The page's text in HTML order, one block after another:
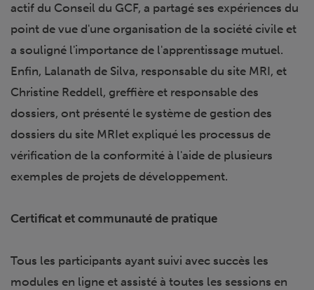
actif du Conseil du GCF, a partagé ses expériences du
point de vue d'une organisation de la société civile et
a souligné l'importance de l'apprentissage mutuel.
Enfin, Lalanath de Silva, responsable du site MRI, et
Christine Reddell, greffière et responsable des
dossiers, ont présenté le système de gestion des
dossiers du site MRIet expliqué les processus de
vérification de la conformité à l'aide de plusieurs
exemples de projets de développement.
Certificat et communauté de pratique
Tous les participants ayant suivi avec succès les
modules en ligne et assisté à toutes les sessions en